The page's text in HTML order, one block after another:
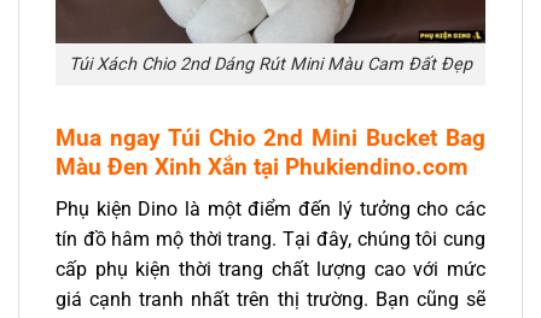
Túi Xách Chio 2nd Dáng Rút Mini Màu Cam Đất Đẹp
Mua ngay Túi Chio 2nd Mini Bucket Bag
Màu Đen Xinh Xắn tại Phukiendino.com
Phụ kiện Dino là một điểm đến lý tưởng cho các
tín đồ hâm mộ thời trang. Tại đây, chúng tôi cung
cấp phụ kiện thời trang chất lượng cao với mức
giá cạnh tranh nhất trên thị trường. Bạn cũng sẽ